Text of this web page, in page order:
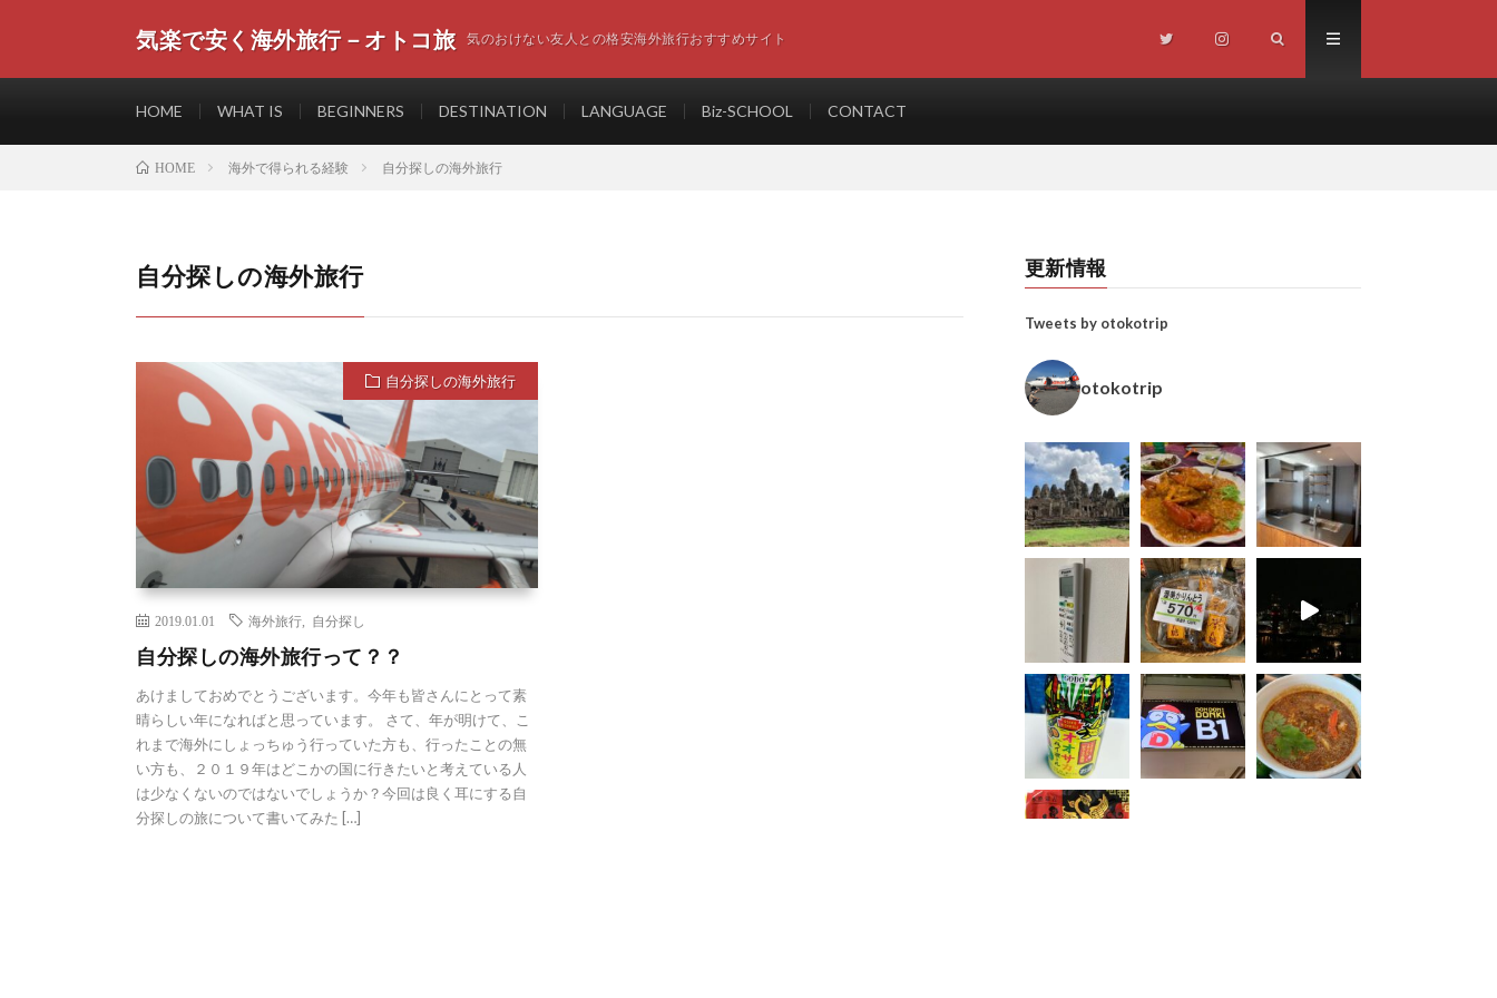
気楽で安く海外旅行－オトコ旅 気のおけない友人との格安海外旅行おすすめサイト
HOME WHAT IS BEGINNERS DESTINATION LANGUAGE Biz-SCHOOL CONTACT
HOME 海外で得られる経験 自分探しの海外旅行
自分探しの海外旅行
自分探しの海外旅行
2019.01.01 海外旅行 自分探し
自分探しの海外旅行って？？
あけましておめでとうございます。今年も皆さんにとって素
晴らしい年になればと思っています。 さて、年が明けて、こ
れまで海外にしょっちゅう行っていた方も、行ったことの無
い方も、２０１９年はどこかの国に行きたいと考えている人
は少なくないのではないでしょうか？今回は良く耳にする自
分探しの旅について書いてみた […]
更新情報
Tweets by otokotrip
otokotrip